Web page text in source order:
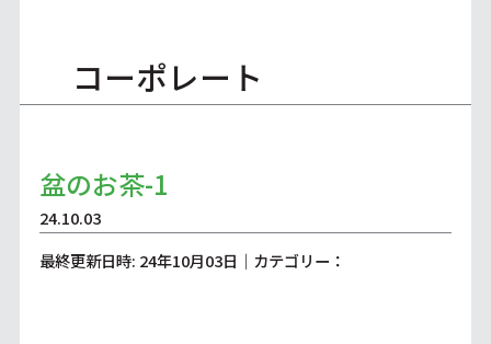
コーポレート
盆のお茶-1
24.10.03
最終更新日時: 24年10月03日｜カテゴリー：